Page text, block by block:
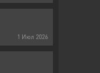
1 Июл 2026